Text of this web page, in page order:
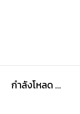
กำลังโหลด ...